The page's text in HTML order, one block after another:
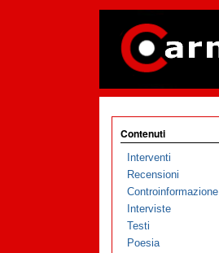
Contenuti
Interventi
Recensioni
Controinformazione
Interviste
Testi
Poesia